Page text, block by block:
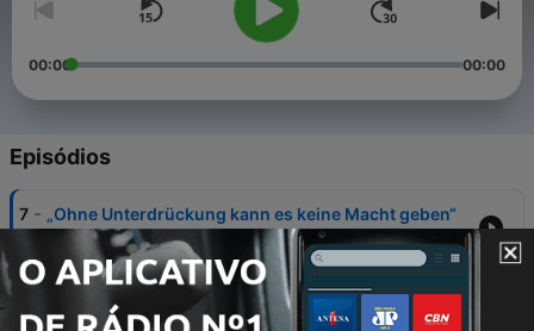
00:00 00:00
Episódios
7 - „Ohne Unterdrückung kann es keine Macht geben“
20 dez. 2018
6 - Warum es beim Sex vor allem um Macht geht
13 dez. 2018